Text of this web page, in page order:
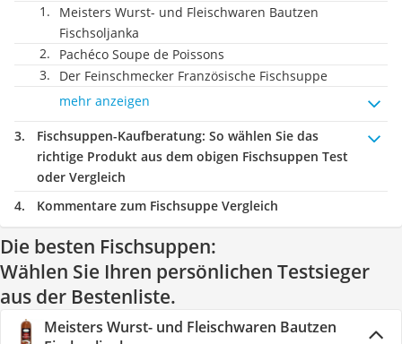
Meisters Wurst- und Fleischwaren Bautzen
Fischsoljanka
Pachéco Soupe de Poissons
Der Feinschmecker Französische Fischsuppe
mehr anzeigen
Fischsuppen-Kaufberatung: So wählen Sie das
richtige Produkt aus dem obigen Fischsuppen Test
oder Vergleich
Kommentare zum Fischsuppe Vergleich
Die besten Fischsuppen:
Wählen Sie Ihren persönlichen Testsieger
aus der Bestenliste.
Meisters Wurst- und Fleischwaren Bautzen